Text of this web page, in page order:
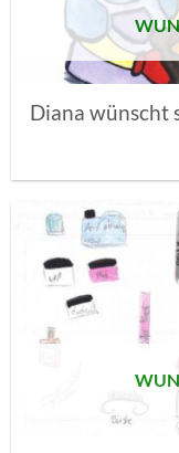
Diana wünscht